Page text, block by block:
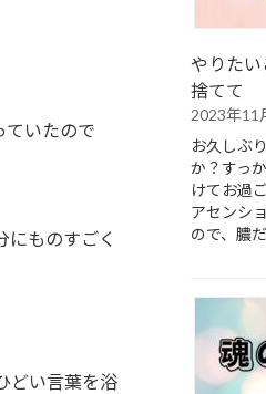
ていたので
ものすごく
どい言葉を浴
やりた
捨てて
2023年11
お久しぶ
か？すっ
けてお過
アセンシ
ので、膿